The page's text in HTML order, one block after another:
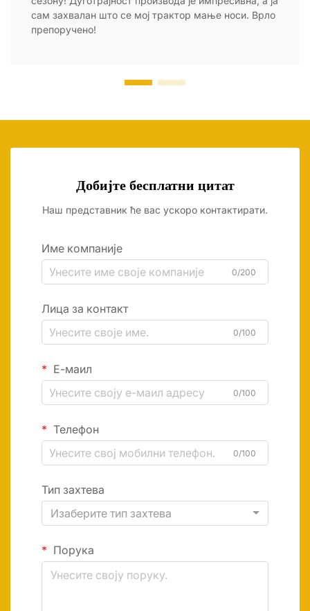
сам захвалан што се мој трактор мање носи. Врло
препоручено!
Добијте бесплатни цитат
Наш представник ће вас ускоро контактирати.
Име компаније
0/200
Лица за контакт
0/100
Е-маил
0/100
Телефон
0/100
Тип захтева
Изаберите тип захтева
Порука